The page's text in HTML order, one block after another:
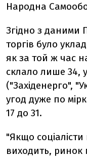
Народна
Згідно з даними
торгів було
як за той ж час
склало лише 34,
("Західенерго",
угод дуже по
17 до 31.
"Якщо
виходить, ринок